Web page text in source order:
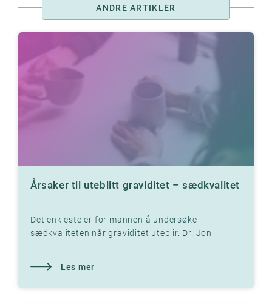
ANDRE ARTIKLER
Årsaker til uteblitt graviditet – sædkvalitet
Det enkleste er for mannen å undersøke
sædkvaliteten når graviditet uteblir. Dr. Jon
Les mer